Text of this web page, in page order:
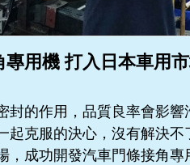
用機 打入日本車用
封的作用，品質良率會影響
起克服的決心，沒有解決不
，成功開發汽車門條接角專